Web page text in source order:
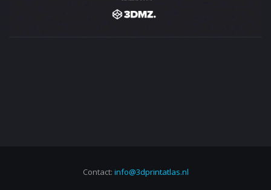
Contact: info@3dprintatlas.nl